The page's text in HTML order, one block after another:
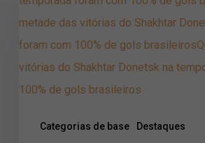
Categorias de base Destaques
das
vitórias
do
Shakhtar